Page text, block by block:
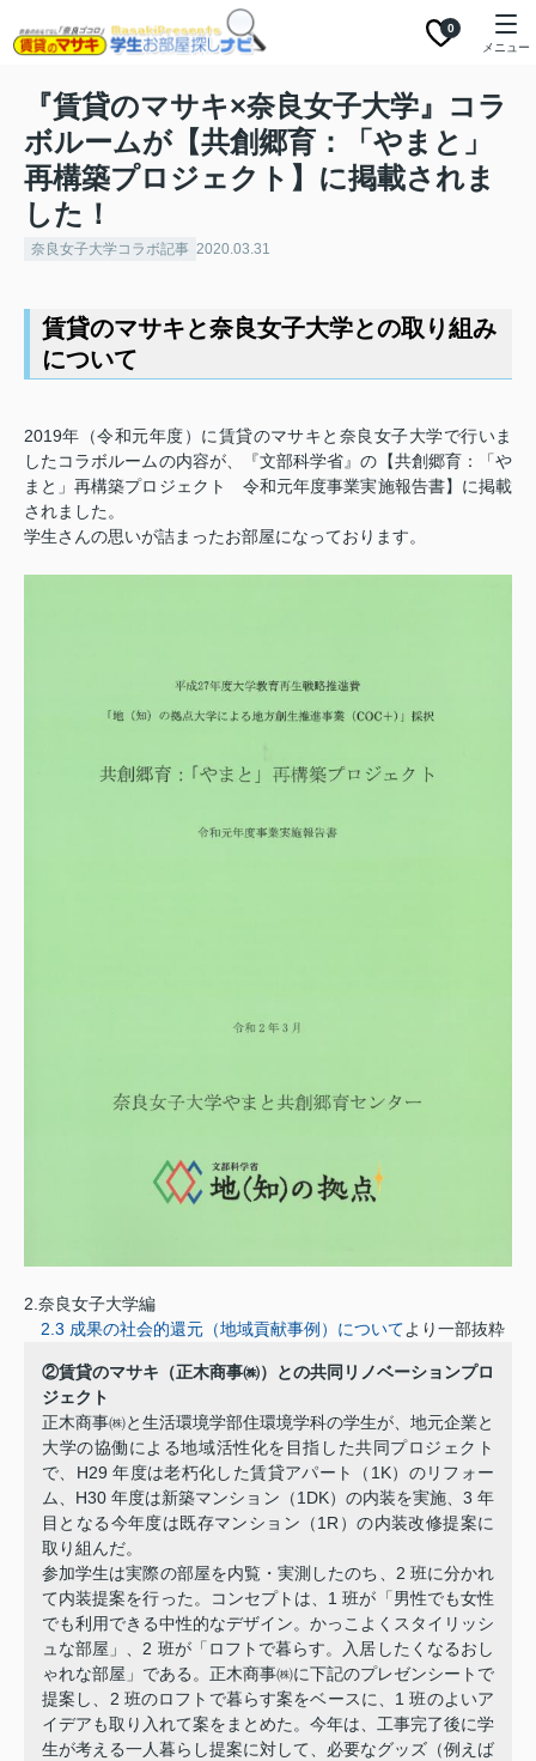
0
メニュー
『賃貸のマサキ×奈良女子大学』コラ
ボルームが【共創郷育：「やまと」
再構築プロジェクト】に掲載されま
した！
奈良女子大学コラボ記事 2020.03.31
賃貸のマサキと奈良女子大学との取り組み
について
2019年（令和元年度）に賃貸のマサキと奈良女子大学で行いま
したコラボルームの内容が、『文部科学省』の【共創郷育：「や
まと」再構築プロジェクト 令和元年度事業実施報告書】に掲載
されました。
学生さんの思いが詰まったお部屋になっております。
2.奈良女子大学編
2.3 成果の社会的還元（地域貢献事例）についてより一部抜粋
②賃貸のマサキ（正木商事㈱）との共同リノベーションプロ
ジェクト
正木商事㈱と生活環境学部住環境学科の学生が、地元企業と
大学の協働による地域活性化を目指した共同プロジェクト
で、H29 年度は老朽化した賃貸アパート（1K）のリフォー
ム、H30 年度は新築マンション（1DK）の内装を実施、3 年
目となる今年度は既存マンション（1R）の内装改修提案に
取り組んだ。
参加学生は実際の部屋を内覧・実測したのち、2 班に分かれ
て内装提案を行った。コンセプトは、1 班が「男性でも女性
でも利用できる中性的なデザイン。かっこよくスタイリッシ
ュな部屋」、2 班が「ロフトで暮らす。入居したくなるおし
ゃれな部屋」である。正木商事㈱に下記のプレゼンシートで
提案し、2 班のロフトで暮らす案をベースに、1 班のよいア
イデアも取り入れて案をまとめた。今年は、工事完了後に学
生が考える一人暮らし提案に対して、必要なグッズ（例えば